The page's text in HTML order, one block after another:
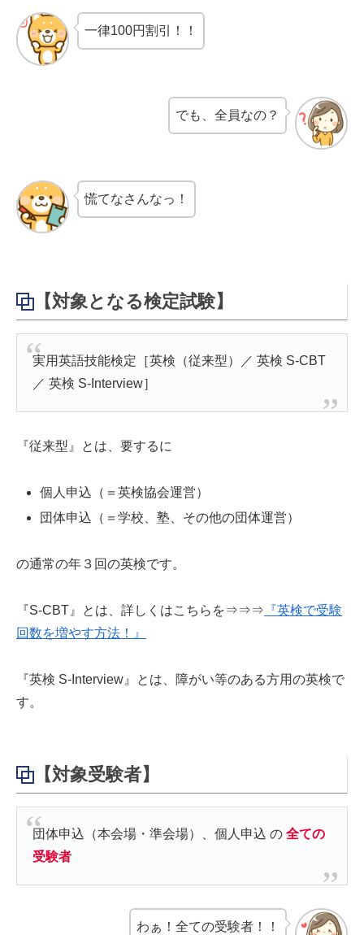
一律100円割引！！
でも、全員なの？
慌てなさんなっ！
【対象となる検定試験】
実用英語技能検定［英検（従来型）／ 英検 S-CBT
／ 英検 S-Interview］
『従来型』とは、要するに
個人申込（＝英検協会運営）
団体申込（＝学校、塾、その他の団体運営）
の通常の年３回の英検です。
『S-CBT』とは、詳しくはこちらを⇒⇒⇒ 『英検で受験
回数を増やす方法！』
『英検 S-Interview』とは、障がい等のある方用の英検で
す。
【対象受験者】
団体申込（本会場・準会場）、個人申込 の全ての
受験者
わぁ！全ての受験者！！